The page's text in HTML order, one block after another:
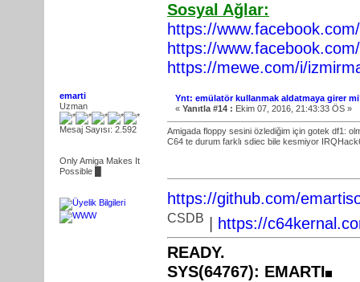
Sosyal Ağlar:
https://
https://
https://mewe.com/i/
emarti
Uzman
Mesaj Sayısı: 2.592
Only Amiga Makes It
Possible █
Ynt: emülatör kullanmak aldatmaya girer
« Yanıtla #14 : Ekim 07, 2016, 21:43:33 ÖS »
Amigada floppy sesini özlediğim için gotek df1:
C64 te durum farklı sdiec bile kesmiyor
https://github.com/
CSDB | https://
READY.
SYS(64767): EMARTI